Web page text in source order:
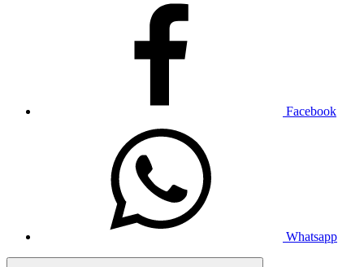
Facebook
Whatsapp